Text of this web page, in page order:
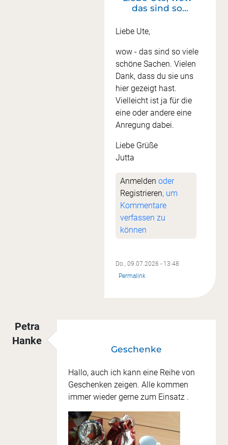
Ich überlege auch nochvon
das sind so…
Liebe Ute,
wow - das sind so viele
schöne Sachen. Vielen
Dank, dass du sie uns
hier gezeigt hast.
Vielleicht ist ja für die
eine oder andere eine
Anregung dabei.
Liebe Grüße
Jutta
Anmelden oder
Registrieren, um
Kommentare
verfassen zu
können
Do., 09.07.2026 - 13:48
Permalink
Petra
Hanke
Geschenke
Hallo, auch ich kann eine Reihe von
Geschenken zeigen. Alle kommen
immer wieder gerne zum Einsatz .